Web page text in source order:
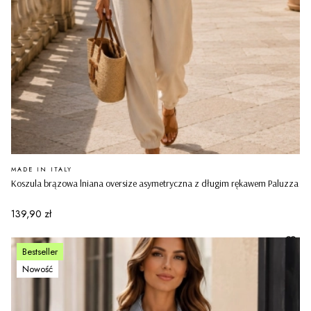
Koszula brązowa lniana oversize asymetryczna z długim rękawem Paluzza
PRODUCENT
MADE IN ITALY
Cena
139,90 zł
Bestseller
Nowość